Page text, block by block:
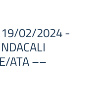
19/02/2024 -
ATA ––